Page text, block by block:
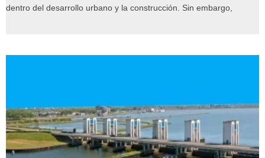
dentro del desarrollo urbano y la construcción. Sin embargo,